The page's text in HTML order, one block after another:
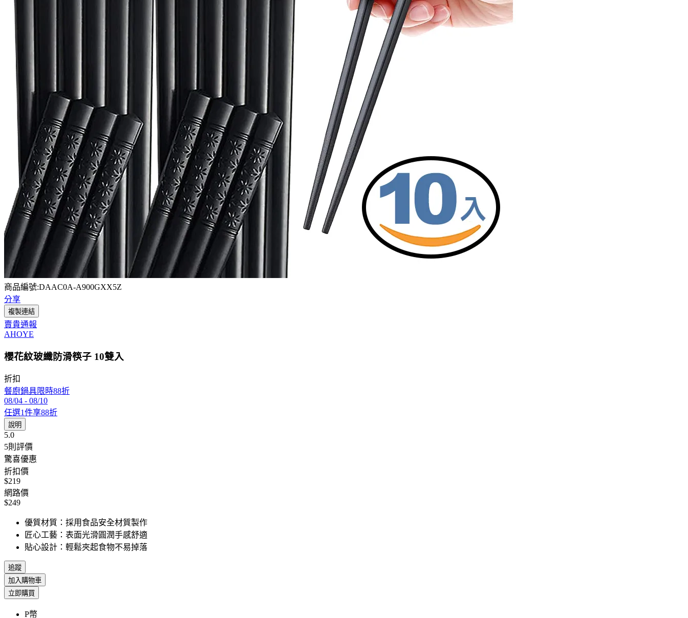
商品編號:DAAC0A-A900GXX5Z
分享
複製連結
賣貴通報
AHOYE
櫻花紋玻纖防滑筷子 10雙入
折扣
餐廚鍋具限時88折
08/04 - 08/10
任選1件享88折
說明
5.0
5則評價
驚喜優惠
折扣價
$219
網路價
$249
優質材質：採用食品安全材質製作
匠心工藝：表面光滑圓潤手感舒適
貼心設計：輕鬆夾起食物不易掉落
追蹤
加入購物車
立即購買
P幣